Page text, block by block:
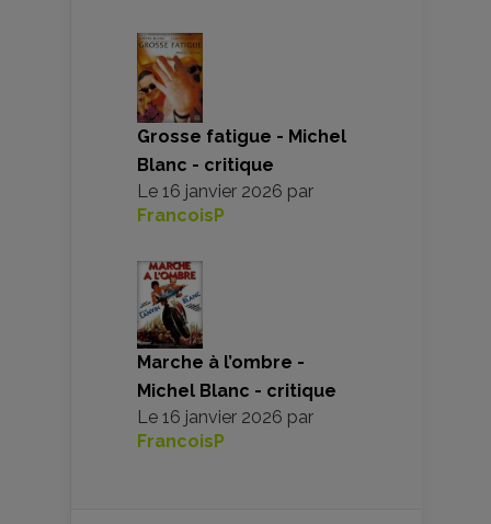
Grosse fatigue - Michel
Blanc - critique
Le 16 janvier 2026 par
FrancoisP
Marche à l’ombre -
Michel Blanc - critique
Le 16 janvier 2026 par
FrancoisP